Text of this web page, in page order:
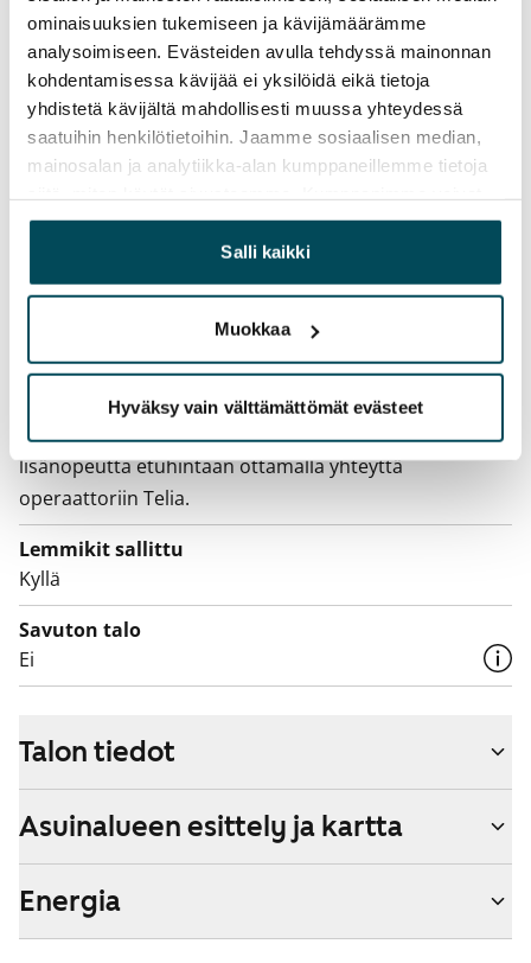
ominaisuuksien tukemiseen ja kävijämäärämme
analysoimiseen. Evästeiden avulla tehdyssä mainonnan
kohdentamisessa kävijää ei yksilöidä eikä tietoja
yhdistetä kävijältä mahdollisesti muussa yhteydessä
saatuihin henkilötietoihin. Jaamme sosiaalisen median,
mainosalan ja analytiikka-alan kumppaneillemme tietoja
yhdistää näitä tietoja muihin tietoihin, joita olet antanut
heille tai joita on kerätty, kun olet käyttänyt heidän
palvelujaan.
Salli kaikki
Muokkaa
Hyväksy vain välttämättömät evästeet
Irtisanomis­mahdollisuus
12 kk vuokrasopimuksesta tai sopimussakolla
aiemmin
Kotivakuutus
Vuokralainen solmii itse sähkösopimuksen.
Laajakaista
Vuokraan sisältyy 50 M laajakaistaliittymä. Voit hankkia
lisänopeutta etuhintaan ottamalla yhteyttä
operaattoriin Telia.
Lemmikit sallittu
Kyllä
Savuton talo
Ei
Talon tiedot
Asuinalueen esittely ja kartta
Energia